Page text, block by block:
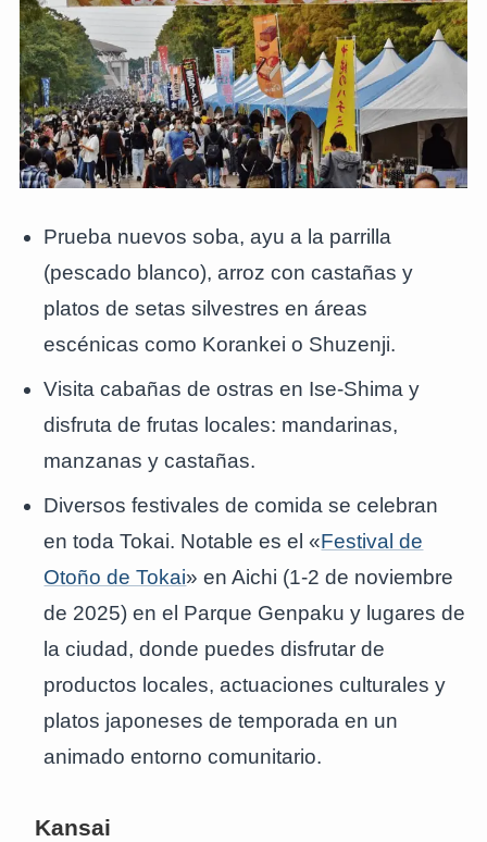
Prueba nuevos soba, ayu a la parrilla
(pescado blanco), arroz con castañas y
platos de setas silvestres en áreas
escénicas como Korankei o Shuzenji.
Visita cabañas de ostras en Ise-Shima y
disfruta de frutas locales: mandarinas,
manzanas y castañas.
Diversos festivales de comida se celebran
en toda Tokai. Notable es el «Festival de
Otoño de Tokai» en Aichi (1-2 de noviembre
de 2025) en el Parque Genpaku y lugares de
la ciudad, donde puedes disfrutar de
productos locales, actuaciones culturales y
platos japoneses de temporada en un
animado entorno comunitario.
Kansai